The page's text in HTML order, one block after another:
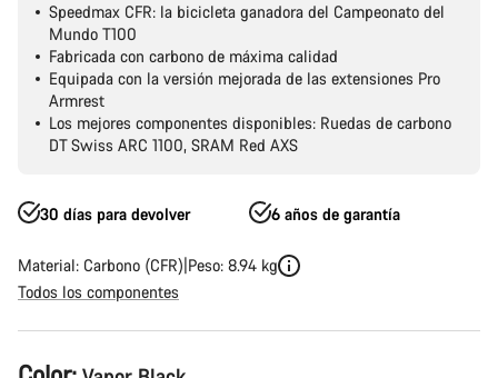
Speedmax CFR: la bicicleta ganadora del Campeonato del
Mundo T100
Fabricada con carbono de máxima calidad
Equipada con la versión mejorada de las extensiones Pro
Armrest
Los mejores componentes disponibles: Ruedas de carbono
DT Swiss ARC 1100, SRAM Red AXS
30 días para devolver 6 años de garantía
Material: Carbono (CFR) Peso: 8.94 kg
Todos los componentes
Configuración